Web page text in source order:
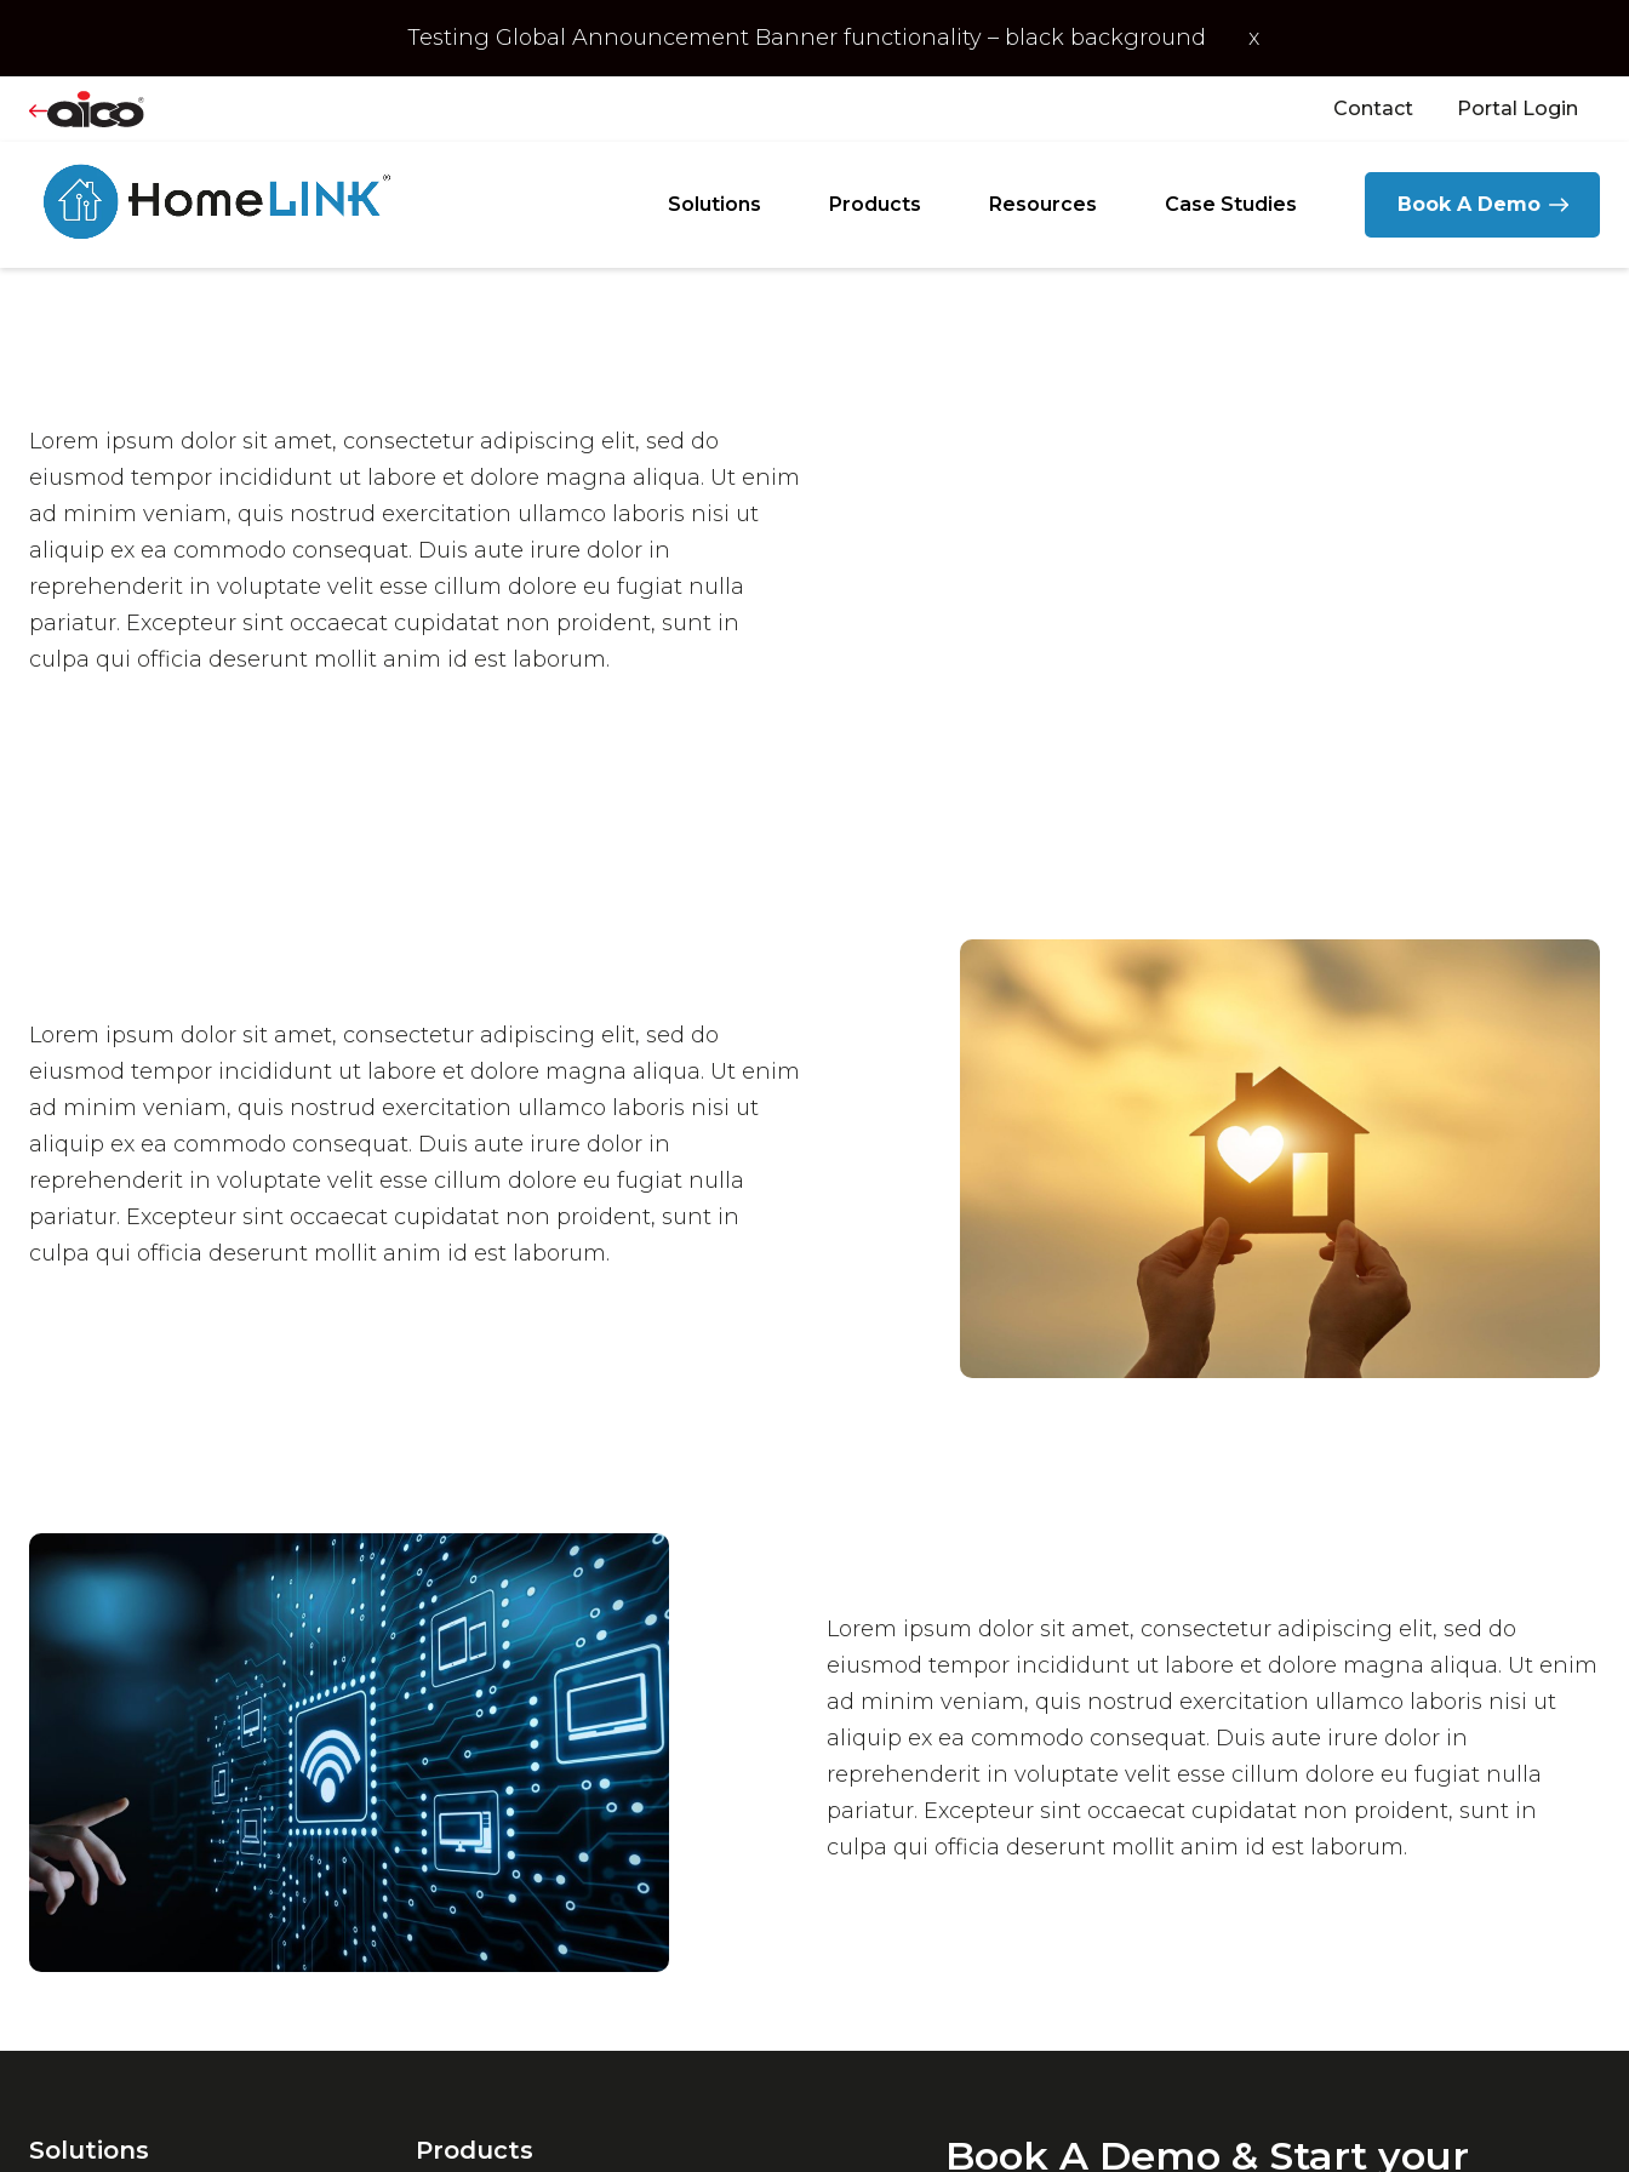
Testing Global Announcement Bannerfunctionality – black background x
Contact Portal Login
Solutions Products Resources Case Studies Book A Demo
Lorem ipsum dolor sit amet, consectetur adipiscing elit, sed do
eiusmod tempor incididunt ut labore et dolore magna aliqua. Ut enim
ad minim veniam, quis nostrud exercitation ullamco laboris nisi ut
aliquip ex ea commodo consequat. Duis aute irure dolor in
reprehenderit in voluptate velit esse cillum dolore eu fugiat nulla
pariatur. Excepteur sint occaecat cupidatat non proident, sunt in
culpa qui officia deserunt mollit anim id est laborum.
Lorem ipsum dolor sit amet, consectetur adipiscing elit, sed do
eiusmod tempor incididunt ut labore et dolore magna aliqua. Ut enim
ad minim veniam, quis nostrud exercitation ullamco laboris nisi ut
aliquip ex ea commodo consequat. Duis aute irure dolor in
reprehenderit in voluptate velit esse cillum dolore eu fugiat nulla
pariatur. Excepteur sint occaecat cupidatat non proident, sunt in
culpa qui officia deserunt mollit anim id est laborum.
Lorem ipsum dolor sit amet, consectetur adipiscing elit, sed do
eiusmod tempor incididunt ut labore et dolore magna aliqua. Ut enim
ad minim veniam, quis nostrud exercitation ullamco laboris nisi ut
aliquip ex ea commodo consequat. Duis aute irure dolor in
reprehenderit in voluptate velit esse cillum dolore eu fugiat nulla
pariatur. Excepteur sint occaecat cupidatat non proident, sunt in
culpa qui officia deserunt mollit anim id est laborum.
Solutions Products Book A Demo & Start your